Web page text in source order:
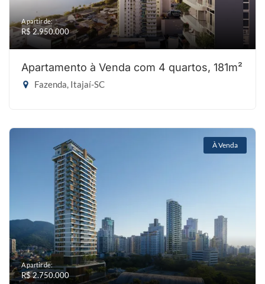
A partir de:
R$ 2.950.000
Apartamento à Venda com 4 quartos, 181m²
Fazenda, Itajaí-SC
À Venda
A partir de:
R$ 2.750.000